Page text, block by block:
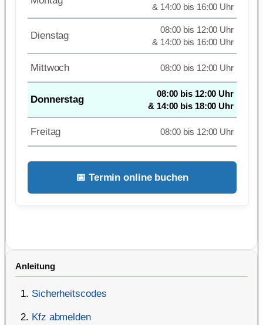
Anleitung
Sicherheitscodes
Kfz abmelden
& 14:00 bis 16:00 Uhr
Dienstag
08:00 bis 12:00 Uhr
& 14:00 bis 16:00 Uhr
Mittwoch 08:00 bis 12:00 Uhr
Donnerstag
08:00 bis 12:00 Uhr
& 14:00 bis 18:00 Uhr
Freitag 08:00 bis 12:00 Uhr
📅 Termin online buchen